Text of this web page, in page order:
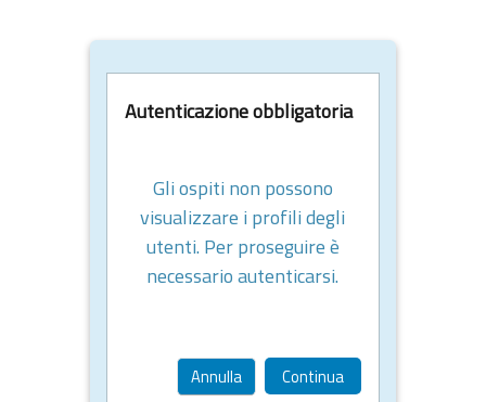
Autenticazione obbligatoria
Gli ospiti non possono
visualizzare i profili degli
utenti. Per proseguire è
necessario autenticarsi.
Annulla Continua